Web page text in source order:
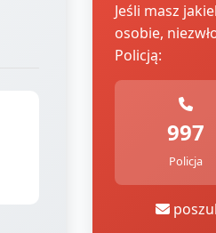
Jeśli masz
osobie,
Policją:
997
Policja